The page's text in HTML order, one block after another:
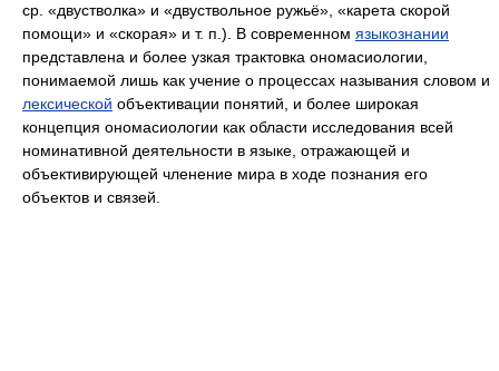
ср. «двустволка» и «двуствольное ружьё», «карета скорой
помощи» и «скорая» и т. п.). В современном языкознании
представлена и более узкая трактовка ономасиологии,
понимаемой лишь как учение о процессах называния словом и
лексической объективации понятий, и более широкая
концепция ономасиологии как области исследования всей
номинативной деятельности в языке, отражающей и
объективирующей членение мира в ходе познания его
объектов и связей.